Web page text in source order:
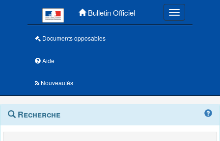
Bulletin Officiel Toggle
Documents opposables
Aide
Nouveautés
Navigation
outils
Menu
contextuel
Recherche